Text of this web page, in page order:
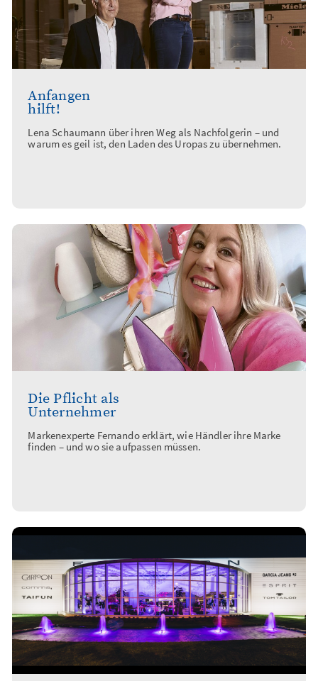
Anfangen
hilft!
Lena Schaumann über ihren Weg als Nachfolgerin – und
warum es geil ist, den Laden des Uropas zu übernehmen.
Die Pflicht als
Unternehmer
Markenexperte Fernando erklärt, wie Händler ihre Marke
finden – und wo sie aufpassen müssen.